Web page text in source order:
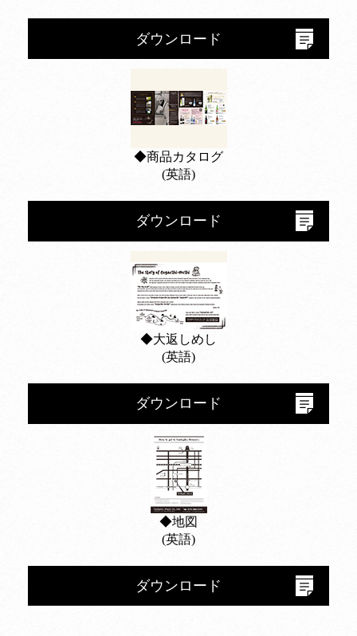
ダウンロード
◆商品カタログ
(英語)
ダウンロード
◆大返しめし
(英語)
ダウンロード
◆地図
(英語)
ダウンロード